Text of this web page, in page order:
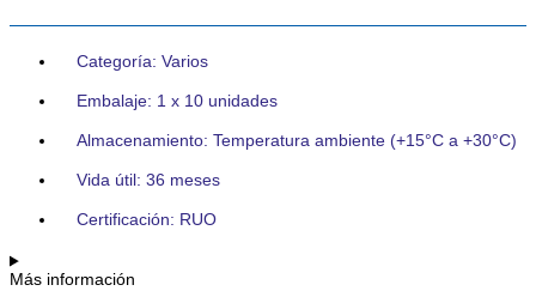
Categoría: Varios
Embalaje: 1 x 10 unidades
Almacenamiento: Temperatura ambiente (+15°C a +30°C)
Vida útil: 36 meses
Certificación: RUO
Más información